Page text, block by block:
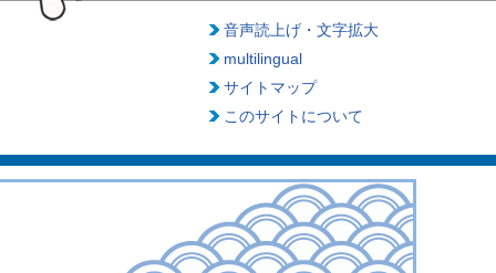
音声読上げ・文字拡大
multilingual
サイトマップ
このサイトについて